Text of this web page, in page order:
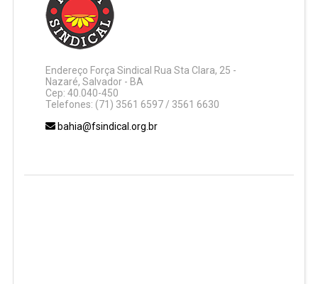
Endereço Força Sindical Rua Sta Clara, 25 -
Nazaré, Salvador - BA
Cep: 40.040-450
Telefones: (71) 3561 6597 / 3561 6630
bahia@fsindical.org.br